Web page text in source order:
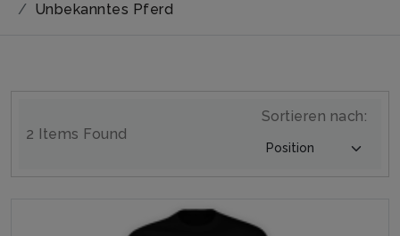
Unbekanntes Pferd
2 Items Found
Sortieren nach: